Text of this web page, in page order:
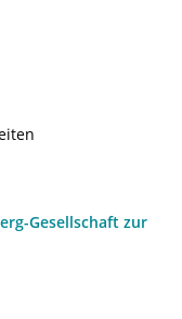
Gesellschaft zur